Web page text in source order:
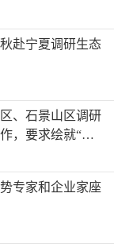
赴宁夏调研生态
、石景山区调研
，要求绘就“山
景
专家和企业家座